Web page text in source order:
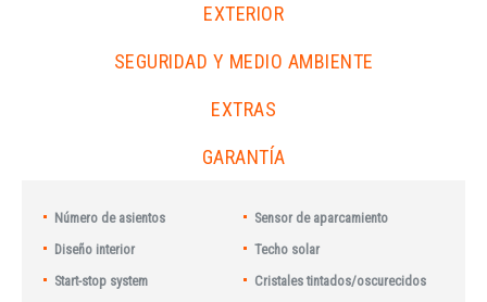
EXTERIOR
SEGURIDAD Y MEDIO AMBIENTE
EXTRAS
GARANTÍA
Número de asientos
Sensor de aparcamiento
Diseño interior
Techo solar
Start-stop system
Cristales tintados/oscurecidos